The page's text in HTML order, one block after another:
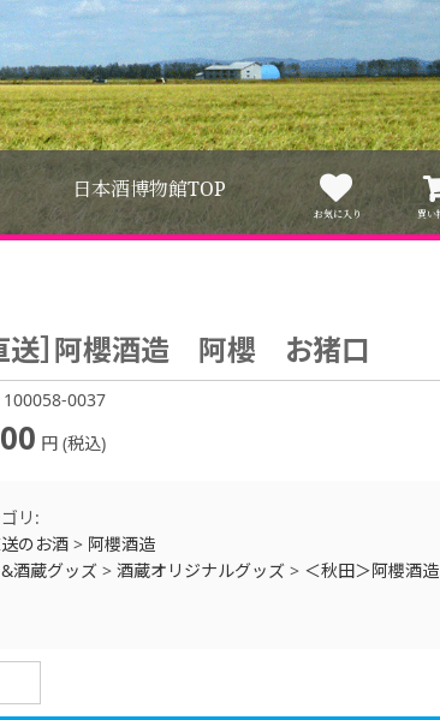
日本酒博物館TOP
送］阿櫻酒造 阿櫻 お猪口
100058-0037
円 (税込)
リ:
のお酒 > 阿櫻酒造
酒蔵グッズ >酒蔵オリジナルグッズ > ＜秋田＞阿櫻酒造